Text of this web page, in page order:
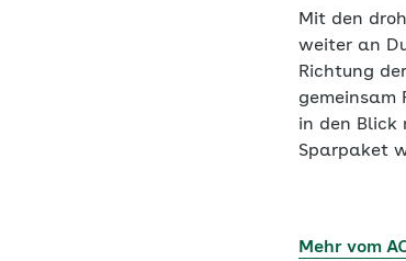
Mit den
weiter an
Richtung
gemeinsam
in den Blick
Sparpaket
Mehr vom